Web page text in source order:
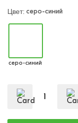
Цвет: серо-синий
серо-синий